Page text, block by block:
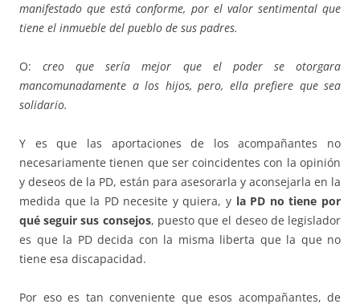
manifestado que está conforme, por el valor sentimental que
tiene el inmueble del pueblo de sus padres.
O: creo que sería mejor que el poder se otorgara
mancomunadamente a los hijos, pero, ella prefiere que sea
solidario.
Y es que las aportaciones de los acompañantes no
necesariamente tienen que ser coincidentes con la opinión
y deseos de la PD, están para asesorarla y aconsejarla en la
medida que la PD necesite y quiera, y la PD no tiene por
qué seguir sus consejos, puesto que el deseo de legislador
es que la PD decida con la misma liberta que la que no
tiene esa discapacidad.
Por eso es tan conveniente que esos acompañantes, de